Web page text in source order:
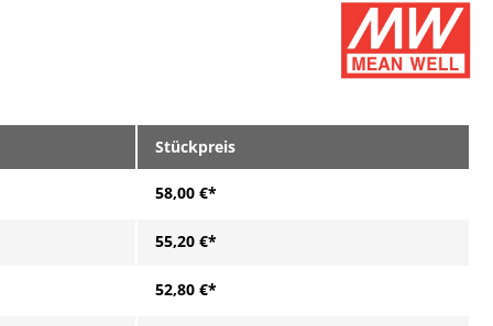
Stückpreis
58,00 €*
55,20 €*
52,80 €*